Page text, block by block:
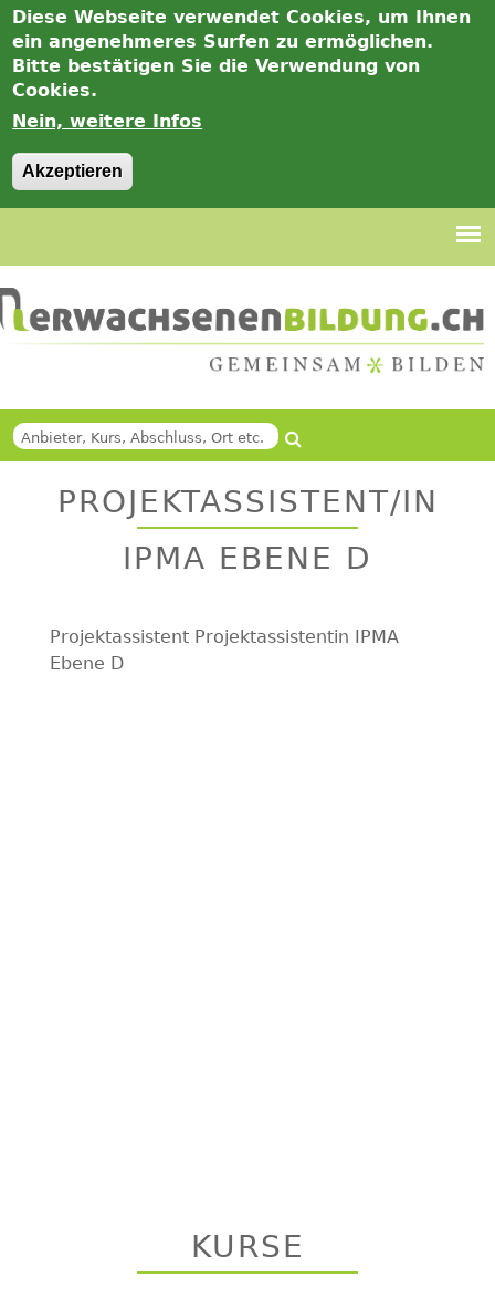
Diese Webseite verwendet Cookies, um Ihnen
ein angenehmeres Surfen zu ermöglichen.
Bitte bestätigen Sie die Verwendung von
Cookies.
Nein, weitere Infos
Akzeptieren
Suche
Back
PROJEKTASSISTENT/IN
IPMA EBENE D
Projektassistent Projektassistentin IPMA
Ebene D
KURSE